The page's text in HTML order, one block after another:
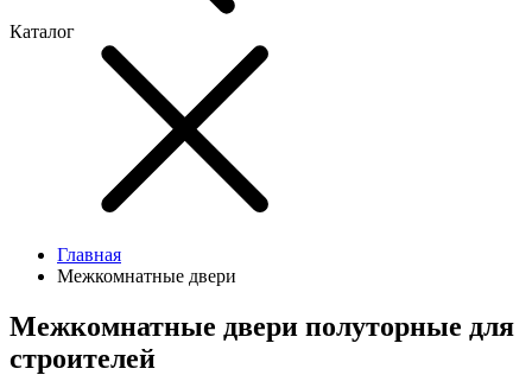
Каталог
Главная
Межкомнатные двери
Межкомнатные двери полуторные для
строителей